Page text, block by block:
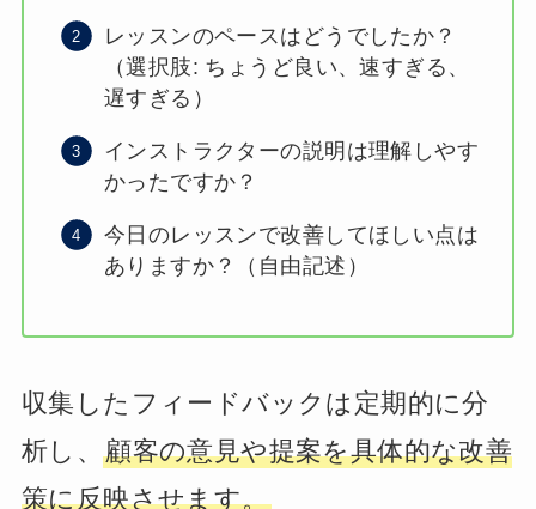
レッスンのペースはどうでしたか？
（選択肢: ちょうど良い、速すぎる、
遅すぎる）
インストラクターの説明は理解しやす
かったですか？
今日のレッスンで改善してほしい点は
ありますか？（自由記述）
収集したフィードバックは定期的に分
析し、顧客の意見や提案を具体的な改善
策に反映させます。